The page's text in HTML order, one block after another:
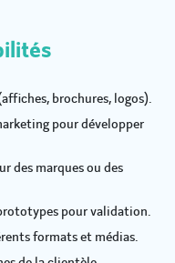
brochures, logos).
pour développer
des marques ou des
pour validation.
formats et médias.